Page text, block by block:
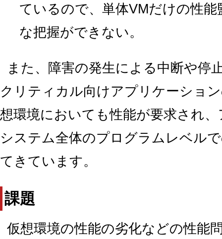
ているので、単体VMだけの性
な把握ができない。
また、障害の発生による中断や停
クリティカル向けアプリケーショ
想環境においても性能が要求され
システム全体のプログラムレベル
てきています。
課題
仮想環境の性能の劣化などの性能